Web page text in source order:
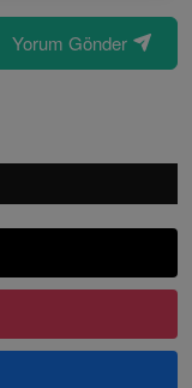
Yorum Gönder